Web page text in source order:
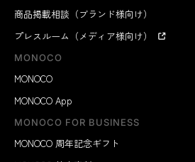
商品掲載相談（ブランド様向け）
プレスルーム（メディア様向け）
MONOCO
MONOCO
MONOCO App
MONOCO FOR BUSINESS
MONOCO 周年記念ギフト